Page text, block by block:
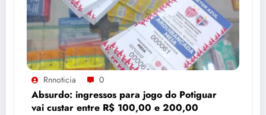
Rnnoticia 0
Absurdo: ingressos para jogo do Potiguar
vai custar entre R$ 100,00 e 200,00